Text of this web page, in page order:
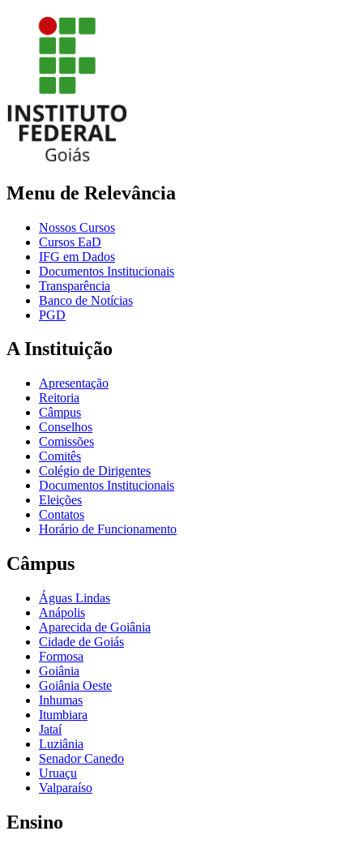
Menu de Relevância
Nossos Cursos
Cursos EaD
IFG em Dados
Documentos Institucionais
Transparência
Banco de Notícias
PGD
A Instituição
Apresentação
Reitoria
Câmpus
Conselhos
Comissões
Comitês
Colégio de Dirigentes
Documentos Institucionais
Eleições
Contatos
Horário de Funcionamento
Câmpus
Águas Lindas
Anápolis
Aparecida de Goiânia
Cidade de Goiás
Formosa
Goiânia
Goiânia Oeste
Inhumas
Itumbiara
Jataí
Luziânia
Senador Canedo
Uruaçu
Valparaíso
Ensino